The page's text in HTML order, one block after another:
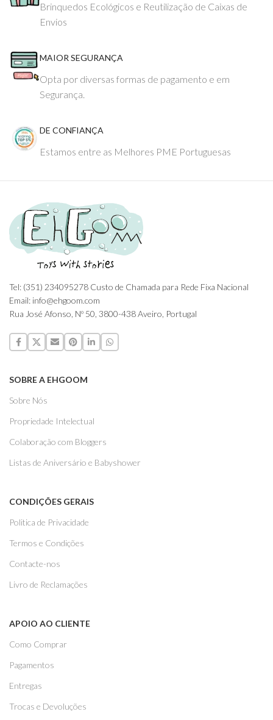
Brinquedos Ecológicos e Reutilização de Caixas de
Envios
MAIOR SEGURANÇA
Opta por diversas formas de pagamento e em
Segurança.
DE CONFIANÇA
Estamos entre as Melhores PME Portuguesas
Tel: (351) 234095278 Custo de Chamada para Rede Fixa Nacional
Email: info@ehgoom.com
Rua José Afonso, Nº 50, 3800-438 Aveiro, Portugal
SOBRE A EHGOOM
Sobre Nós
Propriedade Intelectual
Colaboração com Bloggers
Listas de Aniversário e Babyshower
CONDIÇÕES GERAIS
Politica de Privacidade
Termos e Condições
Contacte-nos
Livro de Reclamações
APOIO AO CLIENTE
Como Comprar
Pagamentos
Entregas
Trocas e Devoluções